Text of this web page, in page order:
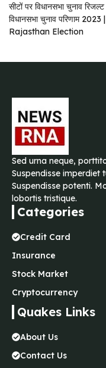
सीटों पर विधानसभा चुनाव
विधानसभा चुनाव परिणाम
Rajasthan Election
Sed urna neque,
Suspendisse imperdiet
Suspendisse potenti.
lobortis tristique.
Categories
Credit Card
Insurance
Stock Market
Cryptocurrency
Quakes Links
About Us
Contact Us